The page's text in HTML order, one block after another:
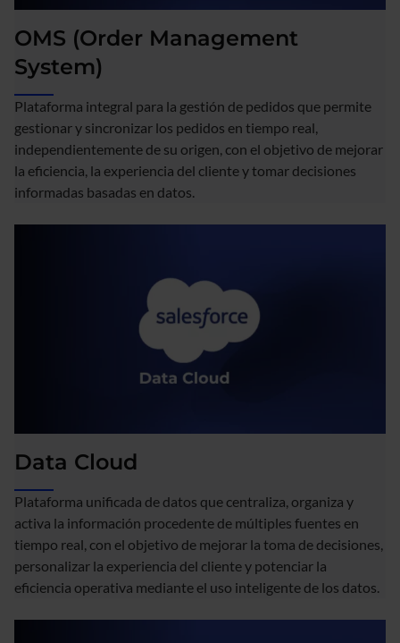
OMS (Order Management
System)
Plataforma integral para la gestión de pedidos que permite
gestionar y sincronizar los pedidos en tiempo real,
independientemente de su origen, con el objetivo de mejorar
la eficiencia, la experiencia del cliente y tomar decisiones
informadas basadas en datos.
Data Cloud
Plataforma unificada de datos que centraliza, organiza y
activa la información procedente de múltiples fuentes en
tiempo real, con el objetivo de mejorar la toma de decisiones,
personalizar la experiencia del cliente y potenciar la
eficiencia operativa mediante el uso inteligente de los datos.